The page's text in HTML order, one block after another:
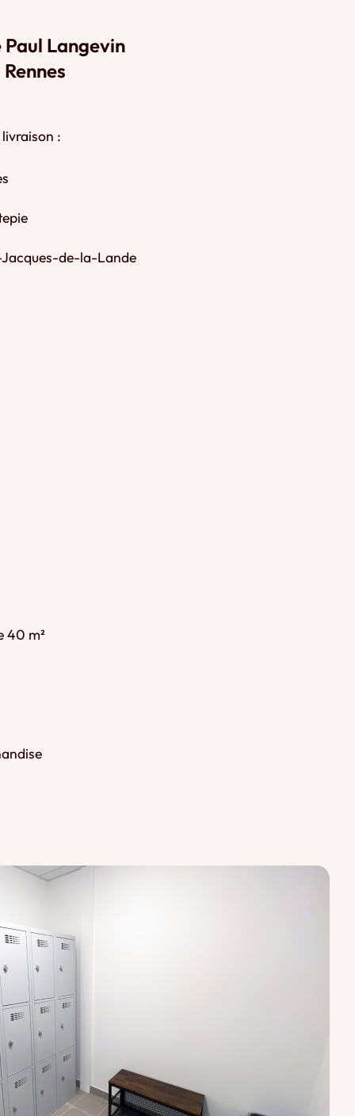
Paul Langevin
:
de-la-Lande
40 m²